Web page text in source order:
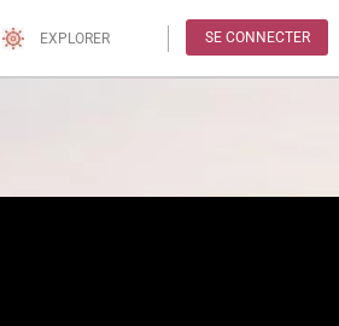
EXPLORER SE CONNECTER